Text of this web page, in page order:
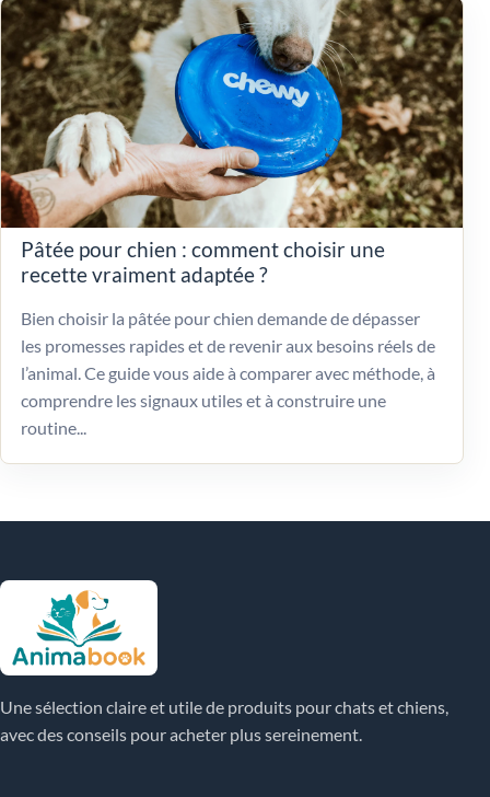
Pâtée pour chien : comment choisir une
recette vraiment adaptée ?
Bien choisir la pâtée pour chien demande de dépasser
les promesses rapides et de revenir aux besoins réels de
l’animal. Ce guide vous aide à comparer avec méthode, à
comprendre les signaux utiles et à construire une
routine...
Une sélection claire et utile de produits pour chats et chiens,
avec des conseils pour acheter plus sereinement.